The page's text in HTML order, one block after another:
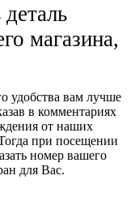
магазина,
удобства вам лучше
в комментариях
от наших
при посещении
номер вашего
для Вас.